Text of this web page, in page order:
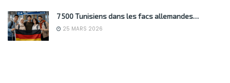
7 500 Tunisiens dans les facs allemandes…
25 MARS 2026